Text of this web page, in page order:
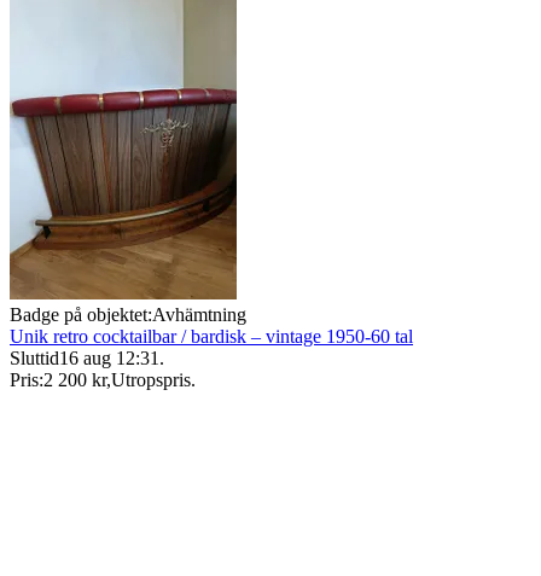
Badge på objektet:Avhämtning
Unik retro cocktailbar / bardisk – vintage 1950-60 tal
Sluttid16 aug 12:31 .
Pris:2 200 kr,Utropspris.